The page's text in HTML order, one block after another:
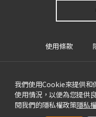
我們使用Cookie來提供和
使用情況，以便為您提供
閱我們的隱私權政策隱私
使用條款